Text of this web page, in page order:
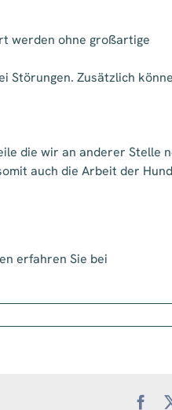
werden ohne großartige
Störungen. Zusätzlich
die wir an anderer Stelle
auch die Arbeit der
erfahren Sie bei